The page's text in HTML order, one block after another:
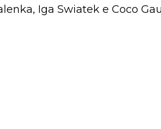
Iga Swiatek e Coco